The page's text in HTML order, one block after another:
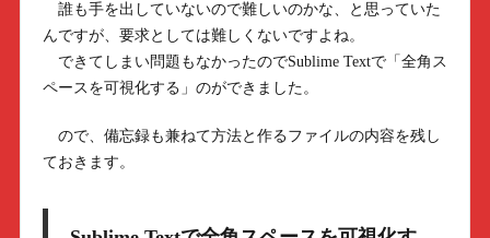
誰も手を出していないので難しいのかな、と思っていた
んですが、要求としては難しくないですよね。
できてしまい問題もなかったのでSublime Textで「全角ス
ペースを可視化する」のができました。
ので、備忘録も兼ねて方法と作るファイルの内容を残し
ておきます。